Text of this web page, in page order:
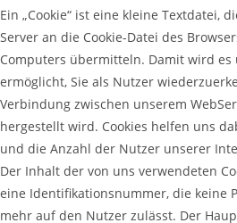
Ein „Cookie“ ist eine kleine Textdatei,
Server an die Cookie-Datei des
Computers übermitteln. Damit wird es
ermöglicht, Sie als Nutzer
Verbindung zwischen unserem
hergestellt wird. Cookies helfen uns
und die Anzahl der Nutzer unserer
Der Inhalt der von uns verwendeten
eine Identifikationsnummer, die keine
mehr auf den Nutzer zulässt. Der